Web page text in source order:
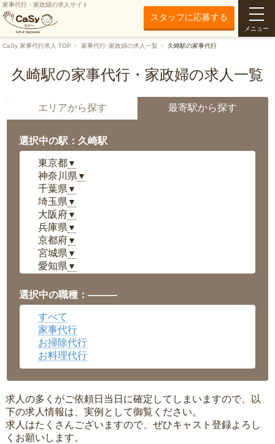
家事代行・家政婦の求人サイト
スタッフに応募する
メニュー
CaSy 家事代行求人 TOP 家事代行･家政婦の求人一覧 久崎駅の家事代行
久崎駅の家事代行・家政婦の求人一覧
エリアから探す 最寄駅から探す
選択中の駅：久崎駅
東京都▼
神奈川県 ▼
千葉県 ▼
埼玉県 ▼
大阪府▼
兵庫県 ▼
京都府▼
宮城県 ▼
愛知県 ▼
岡山県▼
広島県▼
沖縄県
選択中の職種：———
すべて
家事代行
お掃除代行
お料理代行
求人の多くがご依頼日当日に確定してしまいますので、以
下の求人情報は、実例として御覧ください。
求人はたくさんございますので、ぜひキャスト登録よろし
くお願いします。